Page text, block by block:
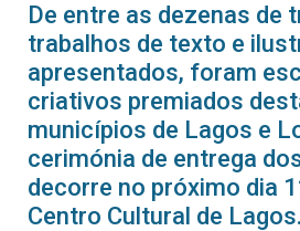
De entre as dezenas de
trabalhos de texto e
apresentados, foram
criativos premiados
municípios de Lagos e
cerimónia de entrega
decorre no próximo dia
Centro Cultural de Lagos.